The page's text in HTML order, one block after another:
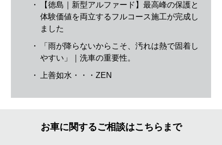
・
【徳島｜新型アルファード】最高峰の保護と
体験価値を両立するフルコース施工が完成し
ました
・
「雨が降らないからこそ、汚れは熱で固着し
やすい」｜洗車の重要性。
・ 上善如水・・・ZEN
お車に関するご相談はこちらまで